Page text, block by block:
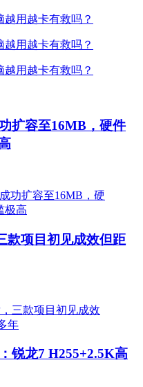
扩容至16MB，硬件
款项目初见成效但距
锐龙7 H255+2.5K高